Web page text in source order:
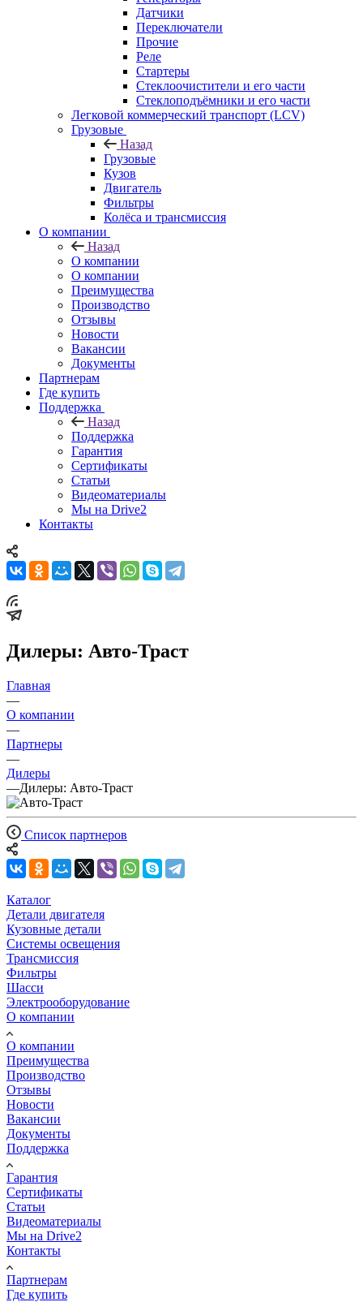
Датчики
Переключатели
Прочие
Реле
Стартеры
Стеклоочистители и его части
Стеклоподъёмники и его части
Легковой коммерческий транспорт (LCV)
Грузовые
Назад
Грузовые
Кузов
Двигатель
Фильтры
Колёса и трансмиссия
О компании
Назад
О компании
О компании
Преимущества
Производство
Отзывы
Новости
Вакансии
Документы
Партнерам
Где купить
Поддержка
Назад
Поддержка
Гарантия
Сертификаты
Статьи
Видеоматериалы
Мы на Drive2
Контакты
Дилеры: Авто-Траст
Главная
—
О компании
—
Партнеры
—
Дилеры
—Дилеры: Авто-Траст
Список партнеров
Каталог
Детали двигателя
Кузовные детали
Системы освещения
Трансмиссия
Фильтры
Шасси
Электрооборудование
О компании
О компании
Преимущества
Производство
Отзывы
Новости
Вакансии
Документы
Поддержка
Гарантия
Сертификаты
Статьи
Видеоматериалы
Мы на Drive2
Контакты
Партнерам
Где купить